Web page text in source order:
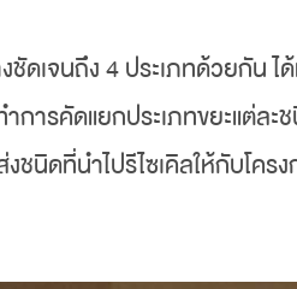
เจนถึง 4 ประเภทด้วยกัน ไ
ำการคัดแยกประเภทขยะแต่ล
นิดที่นำไปรีไซเคิลให้กับโคร